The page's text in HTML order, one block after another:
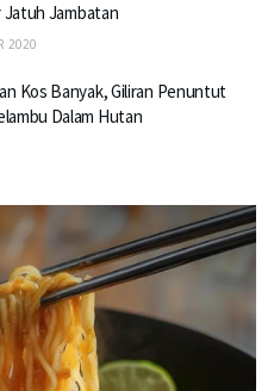
Jatuh Jambatan
2020
Kos Banyak, Giliran Penuntut
Dalam Hutan